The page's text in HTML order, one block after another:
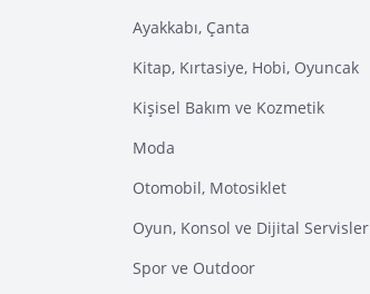
Ayakkabı, Çanta
Kitap, Kırtasiye, Hobi, Oyuncak
Kişisel Bakım ve Kozmetik
Moda
Otomobil, Motosiklet
Oyun, Konsol ve Dijital Servisler
Spor ve Outdoor